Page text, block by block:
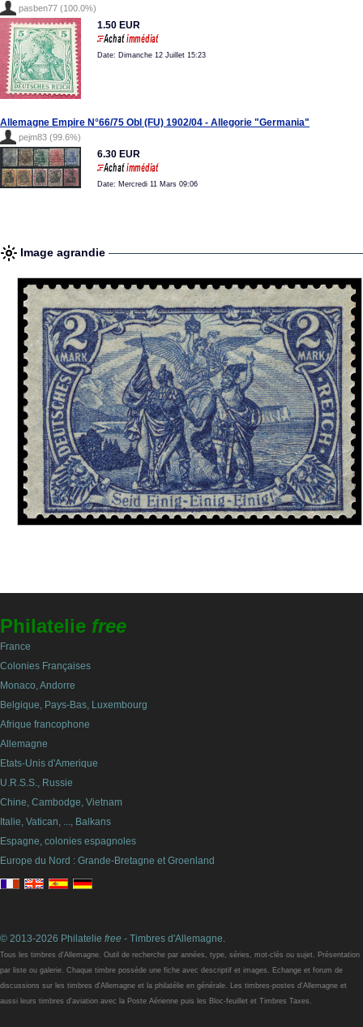
pasben77 (100.0%)
1.50 EUR
Date: Dimanche 12 Juillet 15:23
Allemagne Empire N°66/75 Obl (FU) 1902/04 - Allegorie "Germania"
pejm83 (99.6%)
6.30 EUR
Date: Mercredi 11 Mars 09:06
Image agrandie
Philatelie free
France
Colonies Françaises
Monaco, Andorre
Belgique, Pays-Bas, Luxembourg
Afrique francophone
Allemagne
Etats-Unis d'Amerique
U.R.S.S., Russie
Chine, Cambodge, Vietnam
Italie, Vatican, ..., Balkans
Espagne, colonies espagnoles
Europe du Nord : Grande-Bretagne et Groenland
© 2013-2026 Philatelie free - Timbres d'Allemagne.
Tous les timbres d'Allemagne. Outil de recherche par années, type, séries, mot-clés ou sujet. Présentation
par liste ou galerie. Chaque timbre possède une fiche avec descriptif et images. Echange et forum de
discussions sur les timbres d'Allemagne et la philatélie en générale. Les timbres-postes d'Allemagne et
aussi leurs timbres d'aviation avec la Poste Aérienne puis les Bloc-feuillet et Timbres Taxes.